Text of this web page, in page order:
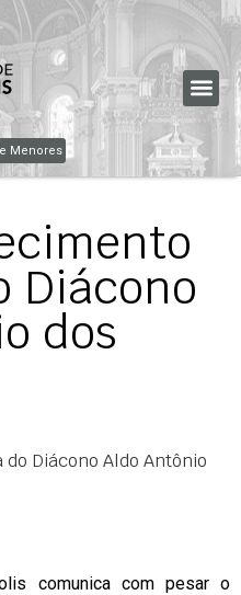
Menores
Diácono
dos
Diácono Aldo Antônio
comunica com pesar o